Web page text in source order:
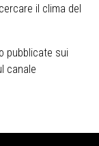
il clima del
pubblicate sui
canale